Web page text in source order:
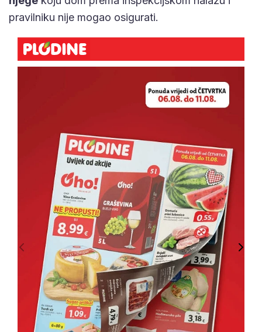
pravilniku nije mogao osigurati.